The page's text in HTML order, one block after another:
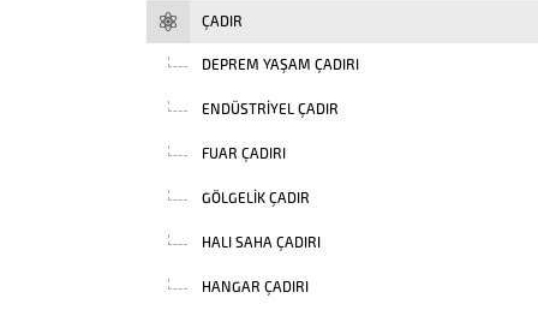
ÇADIR
DEPREM YAŞAM ÇADIRI
ENDÜSTRIYEL ÇADIR
FUAR ÇADIRI
GÖLGELIK ÇADIR
HALI SAHA ÇADIRI
HANGAR ÇADIRI